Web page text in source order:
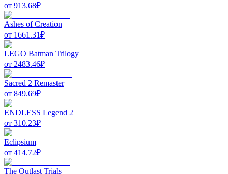
от 913.68₽
Ashes of Creation
от 1661.31₽
LEGO Batman Trilogy
от 2483.46₽
Sacred 2 Remaster
от 849.69₽
ENDLESS Legend 2
от 310.23₽
Eclipsium
от 414.72₽
The Outlast Trials